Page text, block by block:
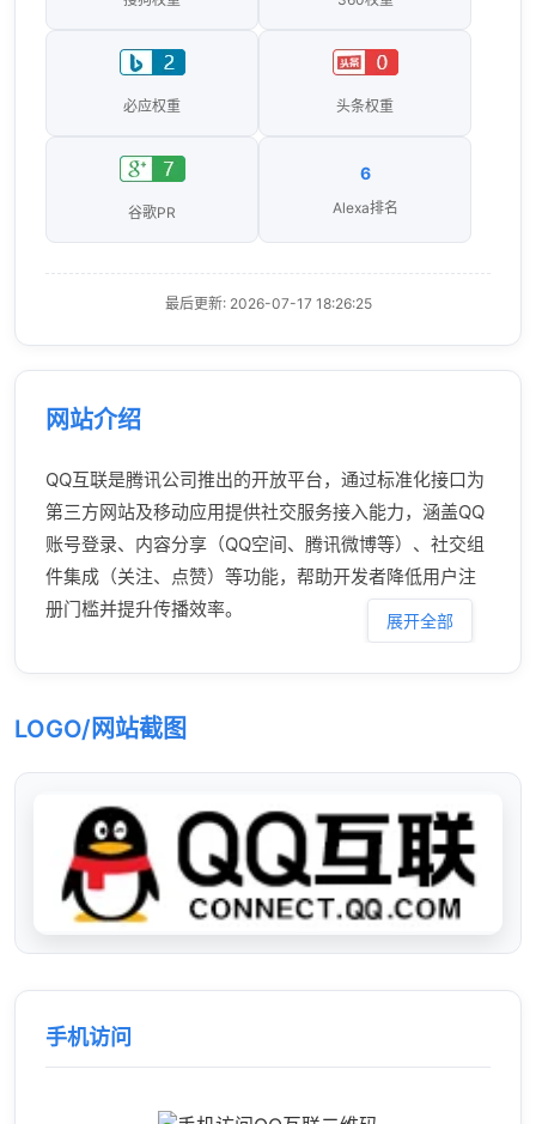
必应权重 头条权重
谷歌PR
6
Alexa排名
最后更新: 2026-07-17 18:26:25
网站介绍
QQ互联是腾讯公司推出的开放平台，通过标准化接口为
第三方网站及移动应用提供社交服务接入能力，涵盖QQ
账号登录、内容分享（QQ空间、腾讯微博等）、社交组
件集成（关注、点赞）等功能，帮助开发者降低用户注
册门槛并提升传播效率。
展开全部
LOGO/网站截图
手机访问